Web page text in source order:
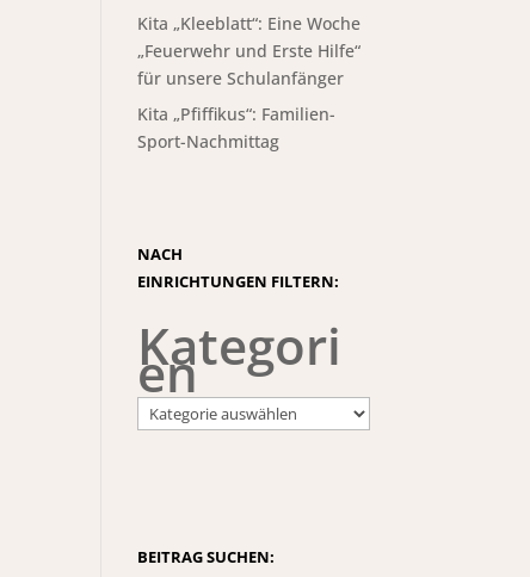
Kita „Kleeblatt“: Eine Woche
„Feuerwehr und Erste Hilfe“
für unsere Schulanfänger
Kita „Pfiffikus“: Familien-
Sport-Nachmittag
NACH
EINRICHTUNGEN FILTERN:
Kategori
en
BEITRAG SUCHEN: